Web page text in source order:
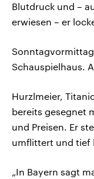
Blutdruck und –
erwiesen – er
Schauspielhaus.
Hurzlmeier,
bereits gesegnet
und Preisen. Er
umflittert und tief
„In Bayern sagt